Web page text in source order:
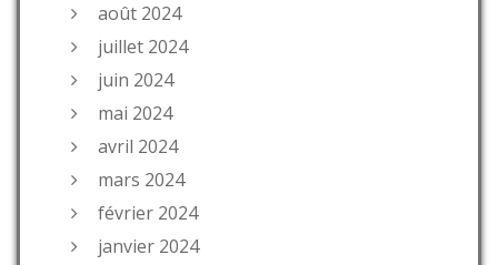
août 2024
juillet 2024
juin 2024
mai 2024
avril 2024
mars 2024
février 2024
janvier 2024